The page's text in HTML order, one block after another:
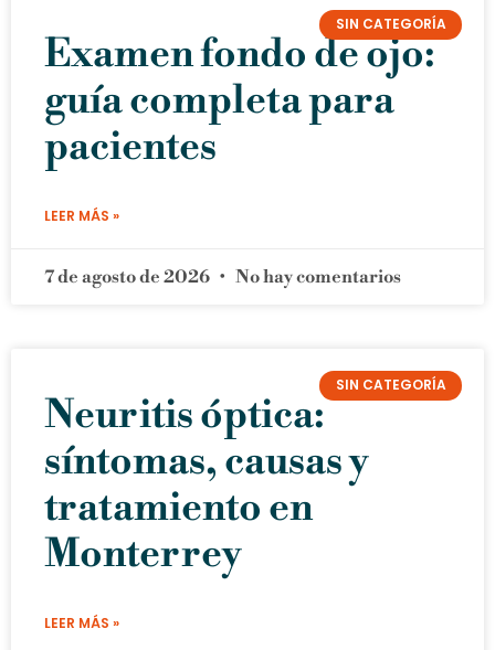
SIN CATEGORÍA
Examen fondo de ojo:
guía completa para
pacientes
LEER MÁS »
7 de agosto de 2026 No hay comentarios
SIN CATEGORÍA
Neuritis óptica:
síntomas, causas y
tratamiento en
Monterrey
LEER MÁS »